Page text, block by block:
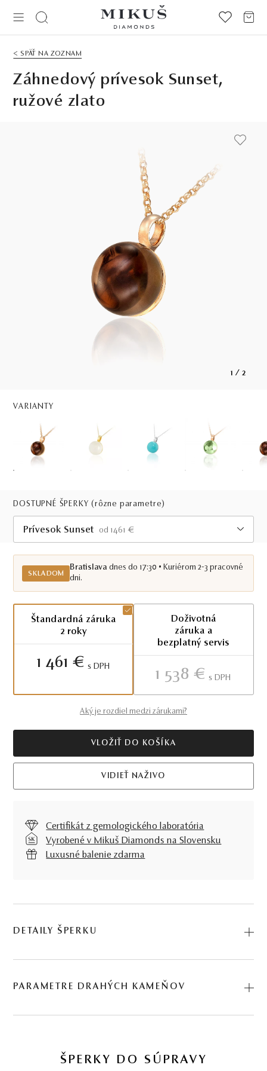
< SPÄŤ NA ZOZNAM
Záhnedový prívesok Sunset,
ružové zlato
1 / 2
VARIANTY
DOSTUPNÉ ŠPERKY(rôzne parametre)
Prívesok Sunset
od 1461 €
Skladom BA
SKLADOM
Bratislava dnes do 17:30 • Kuriérom 2-3 pracovné
dni.
Štandardná záruka
2 roky
1 461 € S DPH
Doživotná
záruka a
bezplatný servis
1 538 € S DPH
Aký je rozdiel medzi zárukami?
VLOŽIŤ DO KOŠÍKA
VIDIEŤ NAŽIVO
Certifikát z gemologického laboratória
Vyrobené v Mikuš Diamonds na Slovensku
Luxusné balenie zdarma
DETAILY ŠPERKU
záhnedy, dáva o svojej nositeľke jasnú správu, že ide o
ste predsa aj Vy! Kód: 245762001_ZHN.
9.22 ct
PARAMETRE DRAHÝCH KAMEŇOV
ŠPERKY DO SÚPRAVY